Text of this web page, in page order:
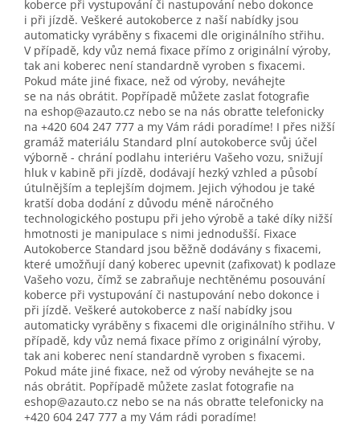
koberce při vystupování či nastupování nebo dokonce
i při jízdě. Veškeré autokoberce z naší nabídky jsou
automaticky vyráběny s fixacemi dle originálního střihu.
V případě, kdy vůz nemá fixace přímo z originální výroby,
tak ani koberec není standardně vyroben s fixacemi.
Pokud máte jiné fixace, než od výroby, neváhejte
se na nás obrátit. Popřípadě můžete zaslat fotografie
na eshop@azauto.cz nebo se na nás obraťte telefonicky
na +420 604 247 777 a my Vám rádi poradíme! I přes nižší
gramáž materiálu Standard plní autokoberce svůj účel
výborně - chrání podlahu interiéru Vašeho vozu, snižují
hluk v kabině při jízdě, dodávají hezký vzhled a působí
útulnějším a teplejším dojmem. Jejich výhodou je také
kratší doba dodání z důvodu méně náročného
technologického postupu při jeho výrobě a také díky nižší
hmotnosti je manipulace s nimi jednodušší. Fixace
Autokoberce Standard jsou běžně dodávány s fixacemi,
které umožňují daný koberec upevnit (zafixovat) k podlaze
Vašeho vozu, čímž se zabraňuje nechtěnému posouvání
koberce při vystupování či nastupování nebo dokonce i
při jízdě. Veškeré autokoberce z naší nabídky jsou
automaticky vyráběny s fixacemi dle originálního střihu. V
případě, kdy vůz nemá fixace přímo z originální výroby,
tak ani koberec není standardně vyroben s fixacemi.
Pokud máte jiné fixace, než od výroby neváhejte se na
nás obrátit. Popřípadě můžete zaslat fotografie na
eshop@azauto.cz nebo se na nás obraťte telefonicky na
+420 604 247 777 a my Vám rádi poradíme!